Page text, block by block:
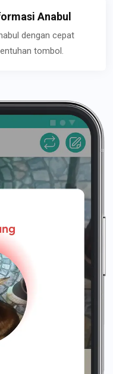
Anabul
dengan cepat
tombol.